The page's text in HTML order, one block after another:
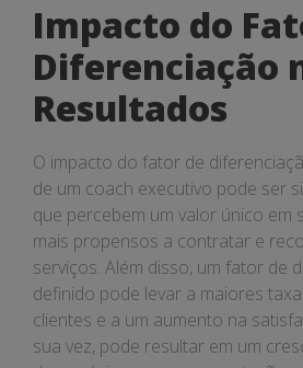
Impacto do
Diferenciação
Resultados
O impacto do fator de
de um coach executivo pode ser
que percebem um valor único em
mais propensos a contratar e
serviços. Além disso, um fator de
definido pode levar a maiores
clientes e a um aumento na
sua vez, pode resultar em um